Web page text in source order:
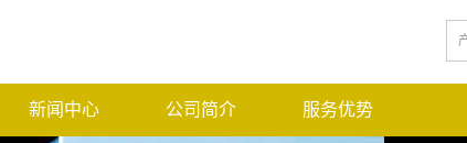
新闻中心 公司简介 服务优势